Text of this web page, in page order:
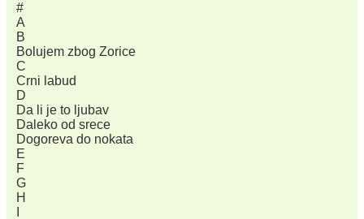
#
A
B
Bolujem zbog Zorice
C
Crni labud
D
Da li je to ljubav
Daleko od srece
Dogoreva do nokata
E
F
G
H